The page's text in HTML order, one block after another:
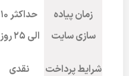
زمان پیاده
سازی سایت
حداکثر 10
الی 25 روز
شرایط پرداخت نقدی